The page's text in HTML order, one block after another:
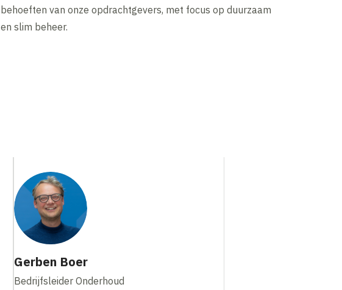
behoeften van onze opdrachtgevers, met focus op duurzaam
en slim beheer.
Gerben Boer
Bedrijfsleider Onderhoud